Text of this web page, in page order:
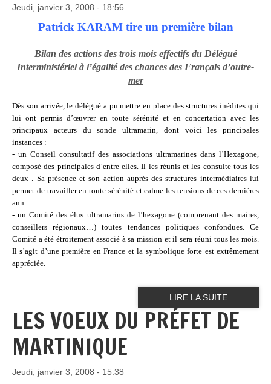
Jeudi, janvier 3, 2008 - 18:56
Patrick KARAM tire un première bilan
Bilan des actions des trois mois effectifs du Délégué
Interministériel à l’égalité des chances des Français d’outre-
mer
Dès son arrivée, le délégué a pu mettre en place des structures inédites qui
lui ont permis d’œuvrer en toute sérénité et en concertation avec les
principaux acteurs du sonde ultramarin, dont voici les principales
instances :
- un Conseil consultatif des associations ultramarines dans l’Hexagone,
composé des principales d’entre elles. Il les réunis et les consulte tous les
deux . Sa présence et son action auprès des structures intermédiaires lui
permet de travailler en toute sérénité et calme les tensions de ces dernières
ann
- un Comité des élus ultramarins de l’hexagone (comprenant des maires,
conseillers régionaux…) toutes tendances politiques confondues. Ce
Comité a été étroitement associé à sa mission et il sera réuni tous les mois.
Il s’agit d’une première en France et la symbolique forte est extrêmement
appréciée.
LIRE LA SUITE
LES VOEUX DU PRÉFET DE
MARTINIQUE
Jeudi, janvier 3, 2008 - 15:38